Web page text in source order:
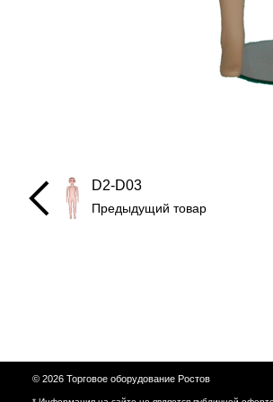
D2-D03
Предыдущий товар
© 2026 Торговое оборудование Ростов